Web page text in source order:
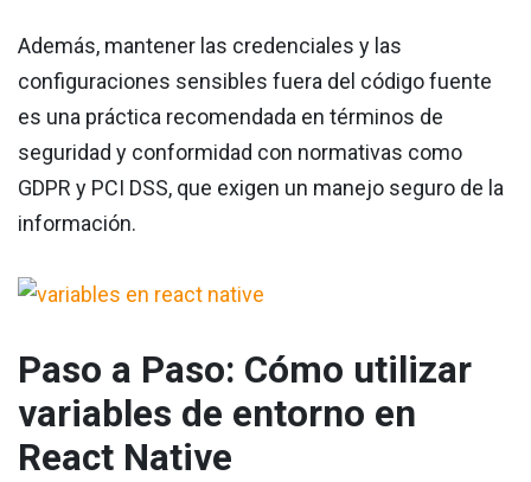
Además, mantener las credenciales y las
configuraciones sensibles fuera del código fuente
es una práctica recomendada en términos de
seguridad y conformidad con normativas como
GDPR y PCI DSS, que exigen un manejo seguro de la
información.
Paso a Paso: Cómo utilizar
variables de entorno en
React Native